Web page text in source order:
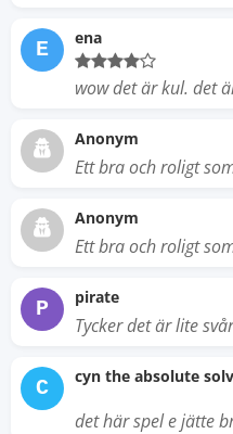
E ena
wow det är kul. det
Anonym
Ett bra och roligt
Anonym
Ett bra och roligt
P pirate
Tycker det är lite
C
cyn the absolute
det här spel e jätte